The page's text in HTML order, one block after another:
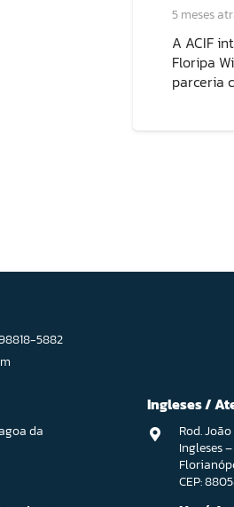
5 meses
A ACIF
Floripa
parceria
5882
da
Ingleses /
Rod.
Ingleses
CEP: